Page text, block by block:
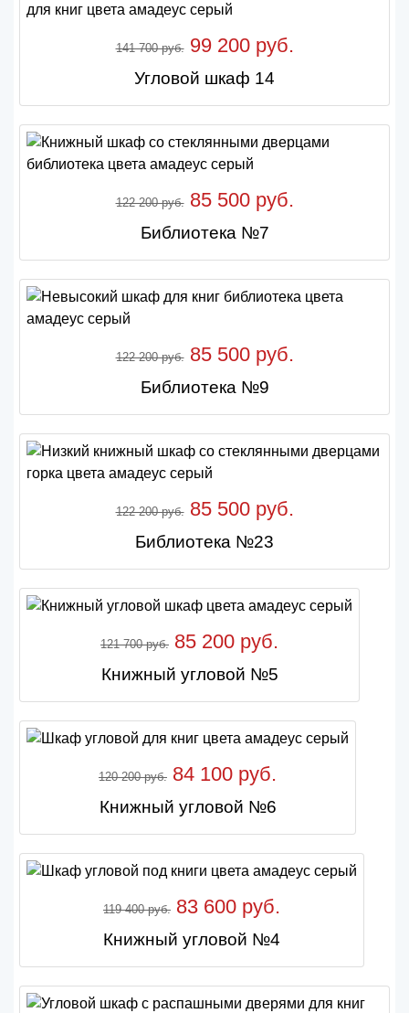
141 700 руб.99 200 руб.
Угловой шкаф 14
122 200 руб.85 500 руб.
Библиотека №7
122 200 руб.85 500 руб.
Библиотека №9
122 200 руб.85 500 руб.
Библиотека №23
121 700 руб. 85 200 руб.
Книжный угловой №5
120 200 руб. 84 100 руб.
Книжный угловой №6
119 400 руб. 83 600 руб.
Книжный угловой №4